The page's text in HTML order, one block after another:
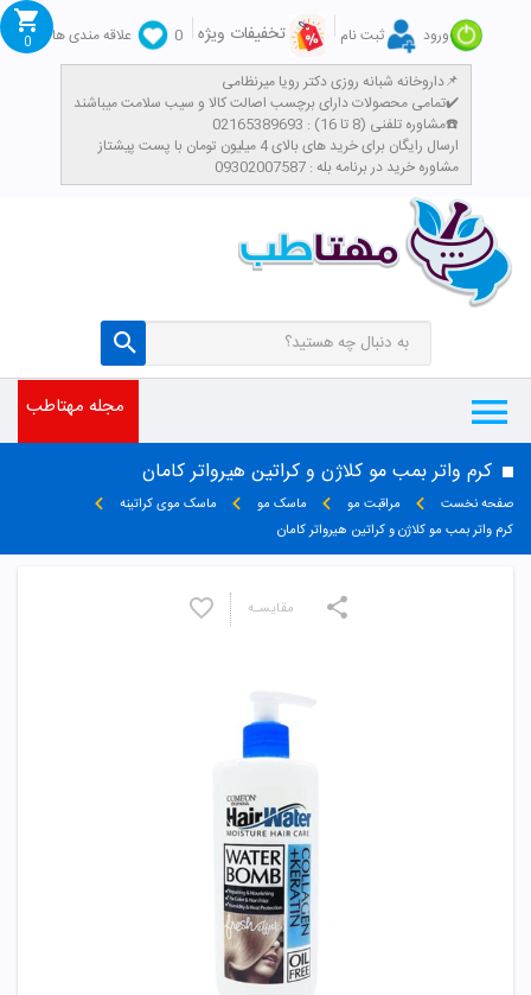
ورود ثبت نام تخفیفات ویژه 0
علاقه مندی ها
داروخانه شبانه روزی دکتر رویا میرنظامی📌
تمامی محصولات دارای برچسب اصالت کالا و سیب سلامت میباشند✔️
مشاوره تلفنی (8 تا 16) : 02165389693☎️
​ارسال رایگان برای خرید های بالای 4 میلیون تومان با پست پیشتاز
مشاوره خرید در برنامه بله : 09302007587
0
مجله مهتاطب
کرم واتر بمب مو کلاژن و کراتین هیرواتر کامان
صفحه نخست مراقبت مو ماسک مو
ماسک موی کراتینه
کرم واتر بمب مو کلاژن و کراتین هیرواتر کامان
مقایسـه